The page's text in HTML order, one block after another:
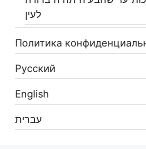
לעין
Политика
Русский
English
עברית